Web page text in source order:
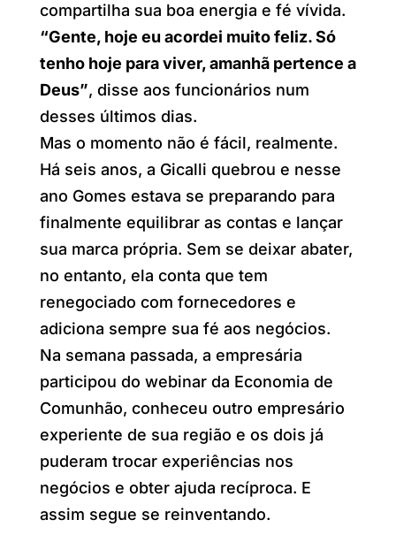
compartilha sua boa energia e fé vívida.
“Gente, hoje eu acordei muito feliz. Só
tenho hoje para viver, amanhã pertence a
Deus”, disse aos funcionários num
desses últimos dias.
Mas o momento não é fácil, realmente.
Há seis anos, a Gicalli quebrou e nesse
ano Gomes estava se preparando para
finalmente equilibrar as contas e lançar
sua marca própria. Sem se deixar abater,
no entanto, ela conta que tem
renegociado com fornecedores e
adiciona sempre sua fé aos negócios.
Na semana passada, a empresária
participou do webinar da Economia de
Comunhão, conheceu outro empresário
experiente de sua região e os dois já
puderam trocar experiências nos
negócios e obter ajuda recíproca. E
assim segue se reinventando.